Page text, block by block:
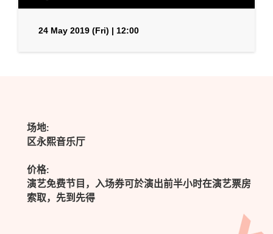
24 May 2019 (Fri) | 12:00
场地:
区永熙音乐厅
价格:
演艺免费节目，入场券可於演出前半小时在演艺票房
索取，先到先得